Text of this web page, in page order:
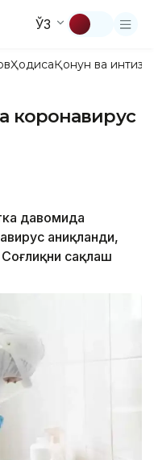
ЎЗ
ҲодисаҚонун ва
коронавирус
давомида
аниқланди,
сақлаш